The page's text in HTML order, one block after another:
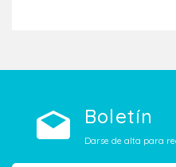
Boletín
Darse de alta para